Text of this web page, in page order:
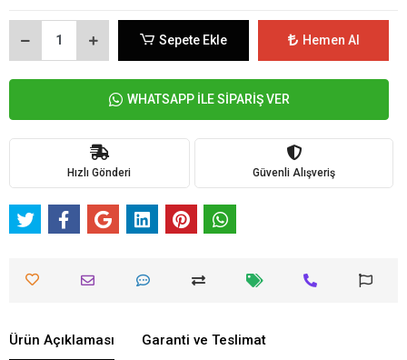
Sepete Ekle Hemen Al
WHATSAPP İLE SİPARİŞ VER
Hızlı Gönderi Güvenli Alışveriş
Ürün Açıklaması Garanti ve Teslimat